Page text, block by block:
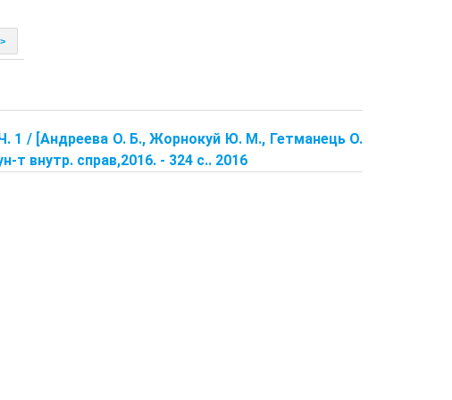
Ч. 1 / [Андреева О. Б., Жорнокуй Ю. М., Гетманець О.
т внутр. справ,2016. - 324 с.. 2016